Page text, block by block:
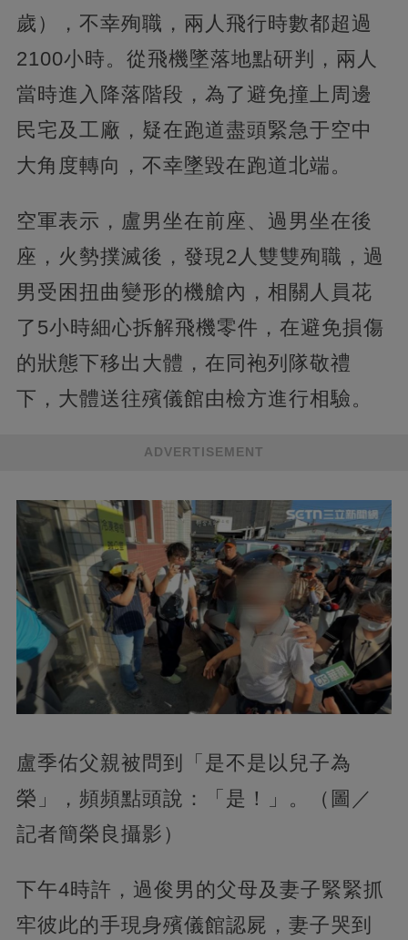
歲），不幸殉職，兩人飛行時數都超過
2100小時。從飛機墜落地點研判，兩人
當時進入降落階段，為了避免撞上周邊
民宅及工廠，疑在跑道盡頭緊急于空中
大角度轉向，不幸墜毀在跑道北端。
空軍表示，盧男坐在前座、過男坐在後
座，火勢撲滅後，發現2人雙雙殉職，過
男受困扭曲變形的機艙內，相關人員花
了5小時細心拆解飛機零件，在避免損傷
的狀態下移出大體，在同袍列隊敬禮
下，大體送往殯儀館由檢方進行相驗。
ADVERTISEMENT
盧季佑父親被問到「是不是以兒子為
榮」，頻頻點頭說：「是！」。（圖／
記者簡榮良攝影）
下午4時許，過俊男的父母及妻子緊緊抓
牢彼此的手現身殯儀館認屍，妻子哭到